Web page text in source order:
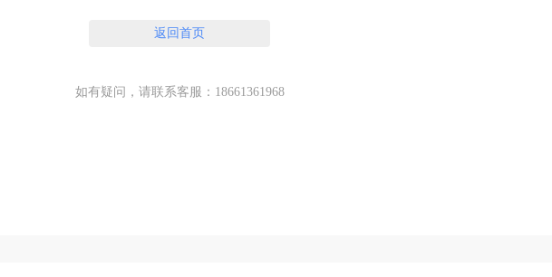
返回首页
如有疑问，请联系客服：18661361968